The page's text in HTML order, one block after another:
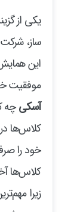
یکی از
ساز،
این
موفقیت
آسکیچه
کلاس‌ها
خود را
کلاس‌ها
زیرا